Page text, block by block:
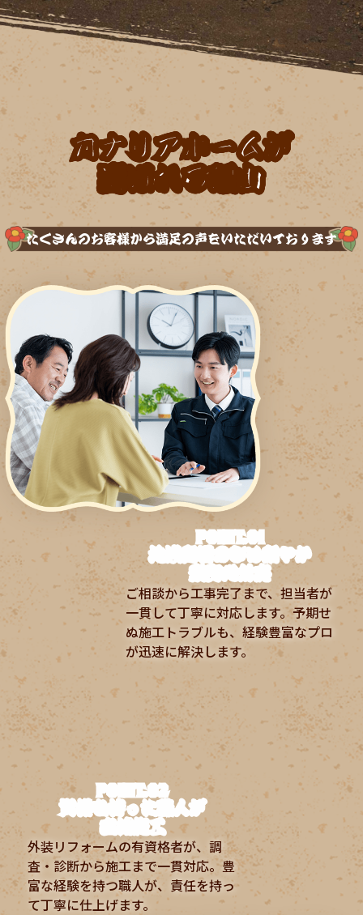
カナリアホームが
選ばれる理由
たくさんのお客様から満足の声をいただいております
POINT.01
地域密着のきめ細やか
案安心対応
ご相談から工事完了まで、担当者が
一貫して丁寧に対応します。予期せ
ぬ施工トラブルも、経験豊富なプロ
が迅速に解決します。
POINT.02
資格を持った職人が
直接施工
外装リフォームの有資格者が、調
査・診断から施工まで一貫対応。豊
富な経験を持つ職人が、責任を持っ
て丁寧に仕上げます。